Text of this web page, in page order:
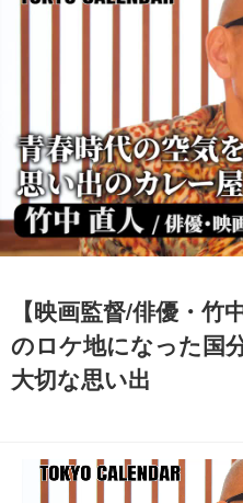
【映画監督/俳優・竹
のロケ地になった国
大切な思い出